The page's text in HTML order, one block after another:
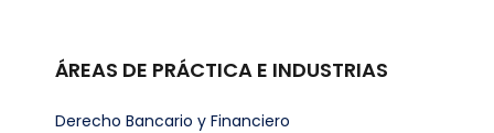
ÁREAS DE PRÁCTICA E INDUSTRIAS
Derecho Bancario y Financiero